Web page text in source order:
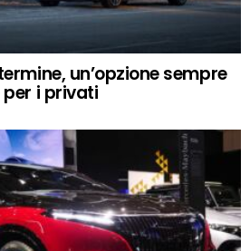
un’opzione sempre
i privati